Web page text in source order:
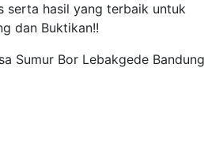
serta hasil yang terbaik untuk
dan Buktikan!!
Sumur Bor Lebakgede Bandung